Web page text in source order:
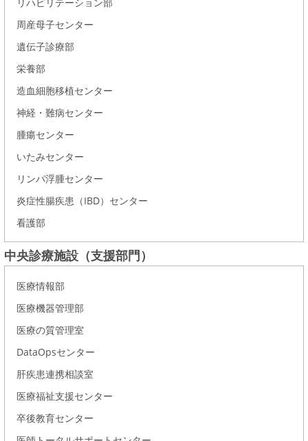
周産母子センター
遺伝子診療部
栄養部
造血細胞移植センター
神経・難病センター
腫瘍センター
いたみセンター
リンパ浮腫センター
炎症性腸疾患（IBD）センター
看護部
中央診療施設（支援部門）
医療情報部
医療機器管理部
医療の質管理室
DataOpsセンター
肝疾患連携相談室
医療福祉支援センター
卒後教育センター